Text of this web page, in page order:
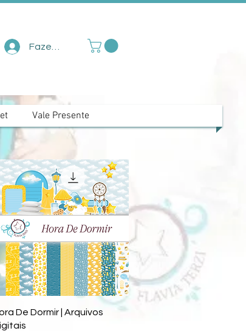
Fazer login
Vale Presente
Visualização rápida
De Dormir | Arquivos